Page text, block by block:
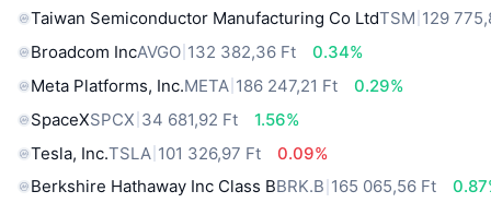
Taiwan Semiconductor Manufacturing Co LtdTSM 129
Broadcom IncAVGO 132 382,36 Ft
0.34%
Meta Platforms, Inc.META 186 247,21 Ft
0.29%
SpaceXSPCX 34 681,92 Ft
1.56%
Tesla, Inc.TSLA 101 326,97 Ft
0.09%
Berkshire Hathaway Inc Class BBRK.B 165 065,56 Ft